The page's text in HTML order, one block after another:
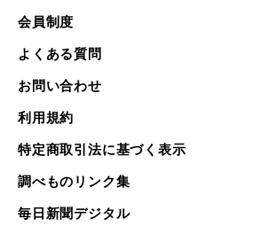
会員制度
よくある質問
お問い合わせ
利用規約
特定商取引法に基づく表示
調べものリンク集
毎日新聞デジタル